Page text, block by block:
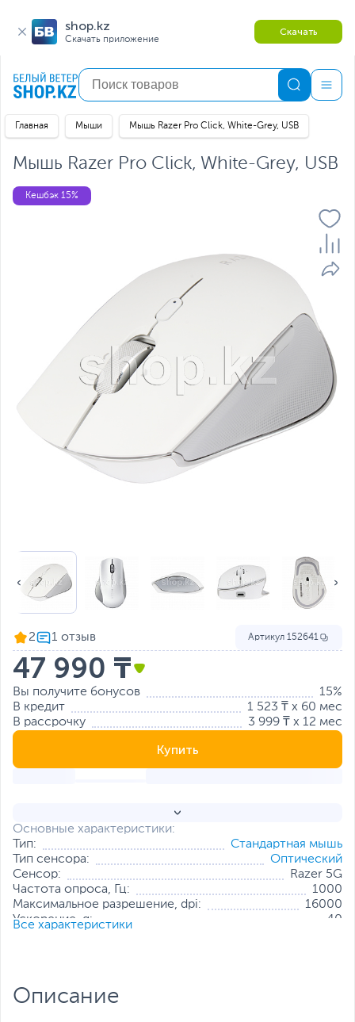
shop.kz
Скачать приложение
Скачать
Главная Мыши Мышь Razer Pro Click, White-Grey, USB
Мышь Razer Pro Click, White-Grey, USB
Кешбэк 15%
Основные характеристики:
Тип:
Стандартная мышь
Тип сенсора:
Оптический
Сенсор:
Razer 5G
Частота опроса, Гц:
1000
Максимальное разрешение, dpi:
16000
Ускорение, g:
40
Особенности:
Все характеристики
2 Артикул 152641
47 990 ₸
Вы получите бонусов
15%
В кредит
1 523 ₸ x 60 мес
В рассрочку
3 999 ₸ x 12 мес
Купить
Описание